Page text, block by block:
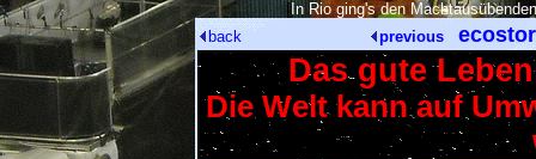
[ In Rio ging's den
back
previous
Das gute
Die Welt kann auf